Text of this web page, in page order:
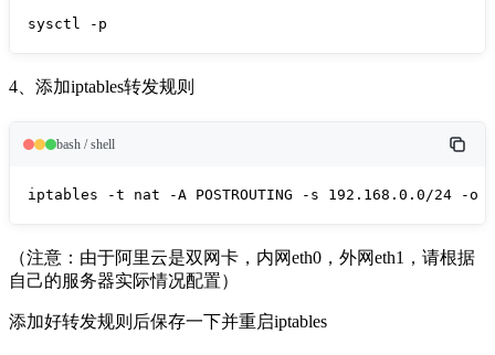
sysctl -p
4、添加iptables转发规则
bash / shell
iptables -t nat -A POSTROUTING -s 192.168.0.0/24 -o
（注意：由于阿里云是双网卡，内网eth0，外网eth1，请根据
自己的服务器实际情况配置）
添加好转发规则后保存一下并重启iptables